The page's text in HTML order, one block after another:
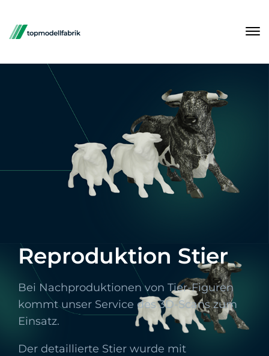
Reproduktion Stier
Bei Nachproduktionen von Tier-Figuren
kommt unser Service des 3D-Scans zum
Einsatz.
Der detaillierte Stier wurde mit